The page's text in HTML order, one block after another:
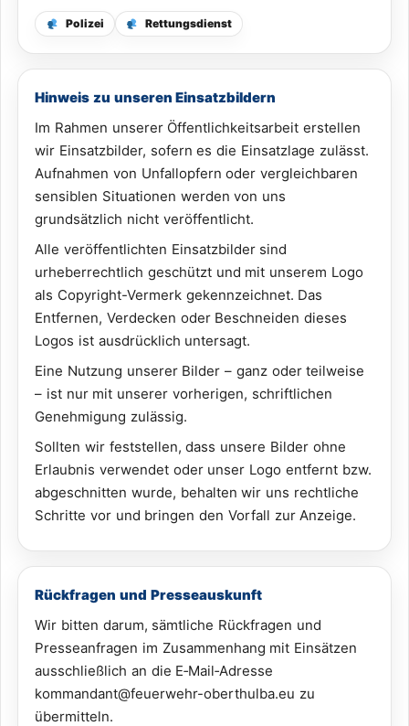
Polizei Rettungsdienst
Hinweis zu unseren Einsatzbildern
Im Rahmen unserer Öffentlichkeitsarbeit erstellen
wir Einsatzbilder, sofern es die Einsatzlage zulässt.
Aufnahmen von Unfallopfern oder vergleichbaren
sensiblen Situationen werden von uns
grundsätzlich nicht veröffentlicht.
Alle veröffentlichten Einsatzbilder sind
urheberrechtlich geschützt und mit unserem Logo
als Copyright-Vermerk gekennzeichnet. Das
Entfernen, Verdecken oder Beschneiden dieses
Logos ist ausdrücklich untersagt.
Eine Nutzung unserer Bilder – ganz oder teilweise
– ist nur mit unserer vorherigen, schriftlichen
Genehmigung zulässig.
Sollten wir feststellen, dass unsere Bilder ohne
Erlaubnis verwendet oder unser Logo entfernt bzw.
abgeschnitten wurde, behalten wir uns rechtliche
Schritte vor und bringen den Vorfall zur Anzeige.
Rückfragen und Presseauskunft
Wir bitten darum, sämtliche Rückfragen und
Presseanfragen im Zusammenhang mit Einsätzen
ausschließlich an die E‑Mail‑Adresse
kommandant@feuerwehr-oberthulba.eu zu
übermitteln.